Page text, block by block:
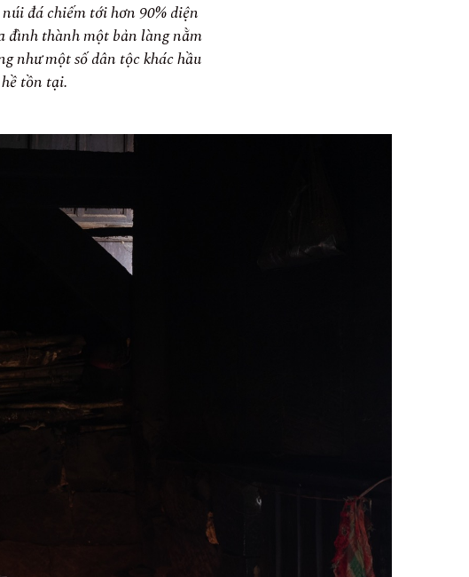
đá chiếm tới hơn 90% diện
đình thành một bản làng nằm
như một số dân tộc khác hầu
tồn tại.